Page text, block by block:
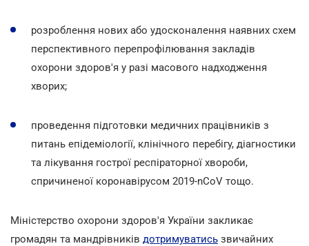
розроблення нових або удосконалення наявних схем
перспективного перепрофілювання закладів
охорони здоров'я у разі масового надходження
хворих;
проведення підготовки медичних працівників з
питань епідеміології, клінічного перебігу, діагностики
та лікування гострої респіраторної хвороби,
спричиненої коронавірусом 2019-nCoV тощо.
Міністерство охорони здоров'я України закликає
громадян та мандрівників дотримуватись звичайних